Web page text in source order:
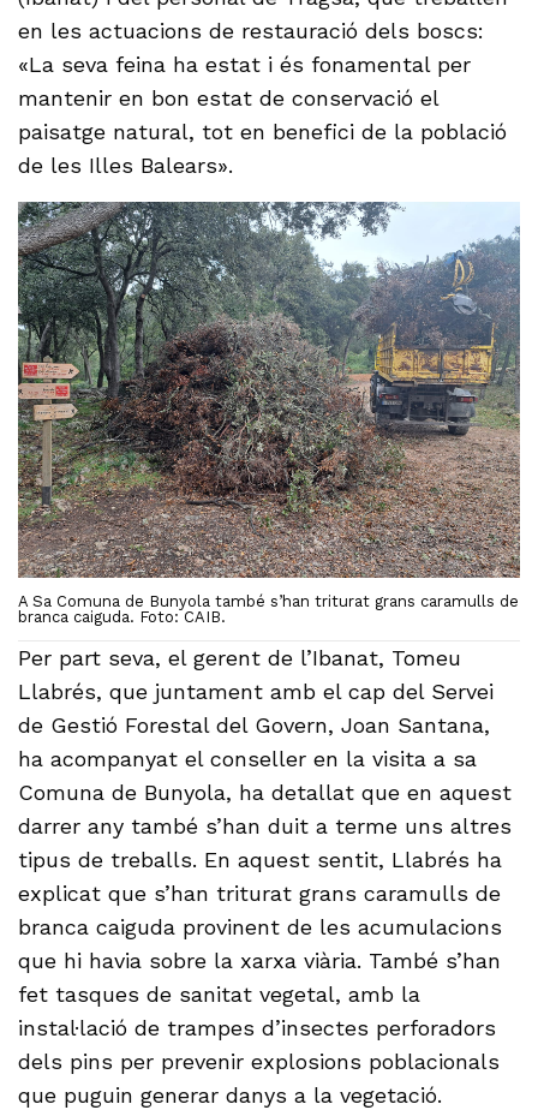
en les actuacions de restauració dels boscs:
«La seva feina ha estat i és fonamental per
mantenir en bon estat de conservació el
paisatge natural, tot en benefici de la població
de les Illes Balears».
A Sa Comuna de Bunyola també s’han triturat grans caramulls de
branca caiguda. Foto: CAIB.
Per part seva, el gerent de l’Ibanat, Tomeu
Llabrés, que juntament amb el cap del Servei
de Gestió Forestal del Govern, Joan Santana,
ha acompanyat el conseller en la visita a sa
Comuna de Bunyola, ha detallat que en aquest
darrer any també s’han duit a terme uns altres
tipus de treballs. En aquest sentit, Llabrés ha
explicat que s’han triturat grans caramulls de
branca caiguda provinent de les acumulacions
que hi havia sobre la xarxa viària. També s’han
fet tasques de sanitat vegetal, amb la
instal·lació de trampes d’insectes perforadors
dels pins per prevenir explosions poblacionals
que puguin generar danys a la vegetació.